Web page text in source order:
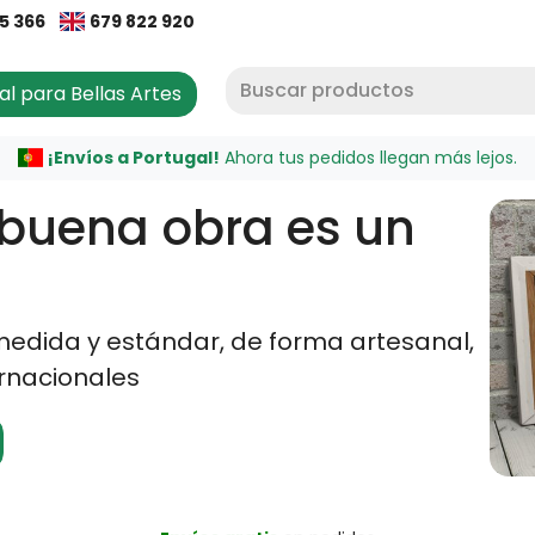
366 679 822 920
para Bellas Artes
¡Envíos a Portugal! Ahora tus pedidos llegan más lejos.
de
fabricados en España